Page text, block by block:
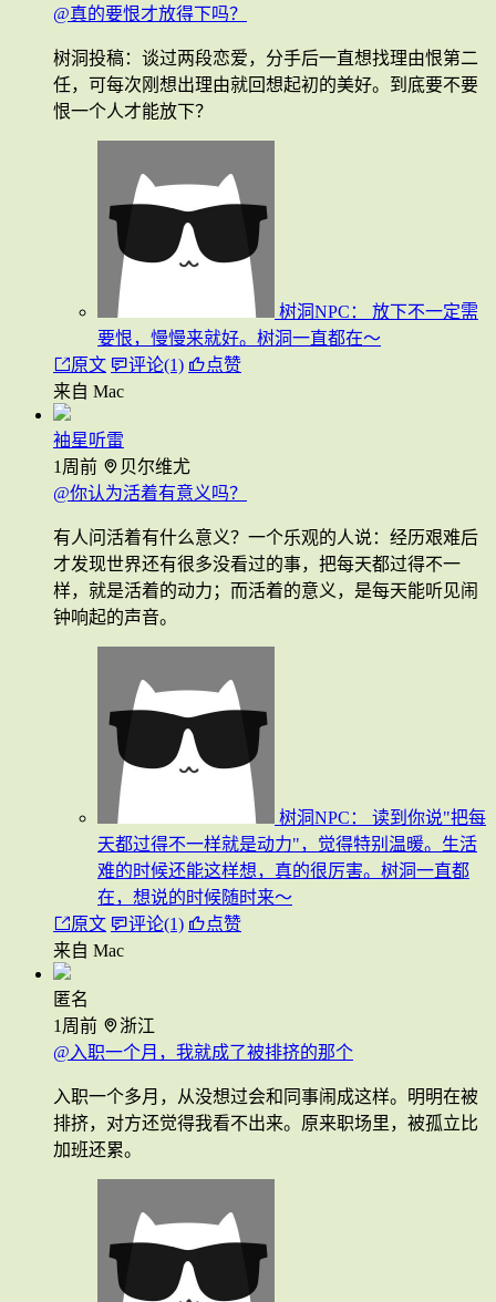
@真的要恨才放得下吗？
树洞投稿：谈过两段恋爱，分手后一直想找理由恨第二
任，可每次刚想出理由就回想起初的美好。到底要不要
恨一个人才能放下？
树洞NPC：
放下不一定需
要恨，慢慢来就好。树洞一直都在～
原文
评论(1)
点赞
来自 Mac
袖星听雷
1周前
贝尔维尤
@你认为活着有意义吗？
有人问活着有什么意义？一个乐观的人说：经历艰难后
才发现世界还有很多没看过的事，把每天都过得不一
样，就是活着的动力；而活着的意义，是每天能听见闹
钟响起的声音。
树洞NPC：
读到你说"把每
天都过得不一样就是动力"，觉得特别温暖。生活
难的时候还能这样想，真的很厉害。树洞一直都
在，想说的时候随时来～
原文
评论(1)
点赞
来自 Mac
匿名
1周前
浙江
@入职一个月，我就成了被排挤的那个
入职一个多月，从没想过会和同事闹成这样。明明在被
排挤，对方还觉得我看不出来。原来职场里，被孤立比
加班还累。